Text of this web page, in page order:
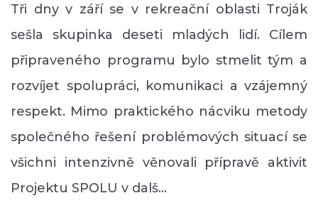
Tři dny v září se v rekreační oblasti Troják
sešla skupinka deseti mladých lidí. Cílem
připraveného programu bylo stmelit tým a
rozvíjet spolupráci, komunikaci a vzájemný
respekt. Mimo praktického nácviku metody
společného řešení problémových situací se
všichni intenzivně věnovali přípravě aktivit
Projektu SPOLU v dalš…